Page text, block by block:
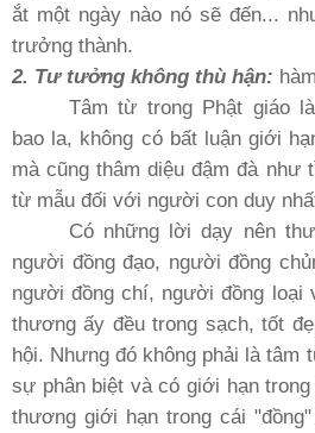
ắt một ngày nào nó sẽ đến...
trưởng thành.
2. Tư tưởng không thù hận:
Tâm từ trong Phật giáo
bao la, không có bất luận giới
mà cũng thâm diệu đậm đà như
từ mẫu đối với người con duy
Có những lời dạy nên
người đồng đạo, người đồng
người đồng chí, người đồng loại
thương ấy đều trong sạch, tốt
hội. Nhưng đó không phải là tâm
sự phân biệt và có giới hạn
thương giới hạn trong cái